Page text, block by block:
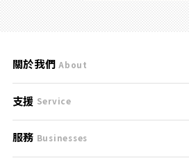
關於我們 About
刊登規範
服務條款
支援 Service
支援中心
服務 Businesses